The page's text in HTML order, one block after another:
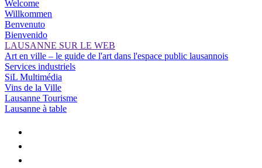
Welcome
Willkommen
Benvenuto
Bienvenido
LAUSANNE SUR LE WEB
Art en ville – le guide de l'art dans l'espace public lausannois
Services industriels
SiL Multimédia
Vins de la Ville
Lausanne Tourisme
Lausanne à table